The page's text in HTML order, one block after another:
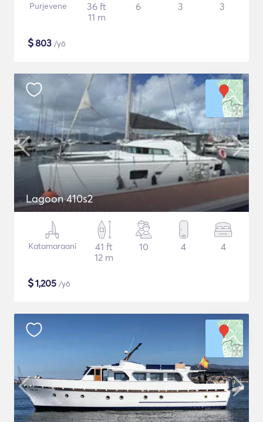
Purjevene
36 ft
11 m
6 3 3
$803 /yö
Lagoon 410s2
Katamaraani
41 ft
12 m
10 4 4
$1,205 /yö